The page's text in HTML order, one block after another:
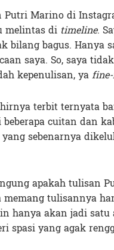
Marino di
melintas di timeline.
bilang bagus. Hanya
saya. So, saya
kepenulisan, ya
terbit ternyata
cuitan dan
sebenarnya
apakah tulisan
tulisannya
hanya akan jadi satu
yang agak